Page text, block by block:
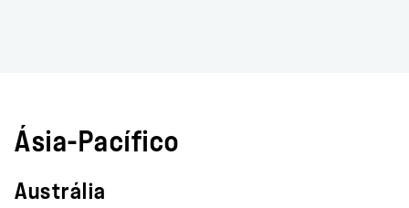
Ásia-Pacífico
Austrália